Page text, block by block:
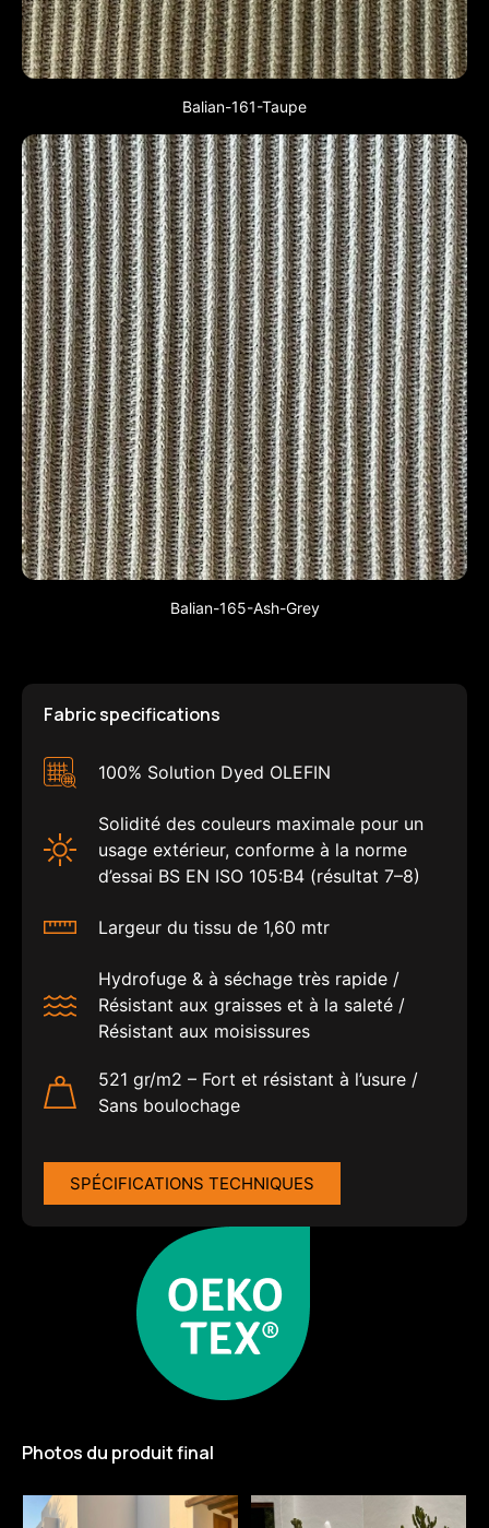
Balian-161-Taupe
Balian-165-Ash-Grey
Fabric specifications
100% Solution Dyed OLEFIN
Solidité des couleurs maximale pour un
usage extérieur, conforme à la norme
d’essai BS EN ISO 105:B4 (résultat 7–8)
Largeur du tissu de 1,60 mtr
Hydrofuge & à séchage très rapide /
Résistant aux graisses et à la saleté /
Résistant aux moisissures
521 gr/m2 – Fort et résistant à l’usure /
Sans boulochage
SPÉCIFICATIONS TECHNIQUES
Photos du produit final